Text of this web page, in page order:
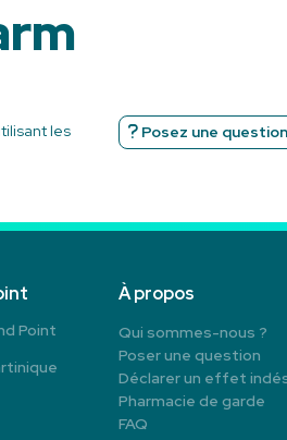
Posez une question
les
Point
À propos
Qui sommes-nous ?
Poser une question
Déclarer un effet
Pharmacie de garde
FAQ